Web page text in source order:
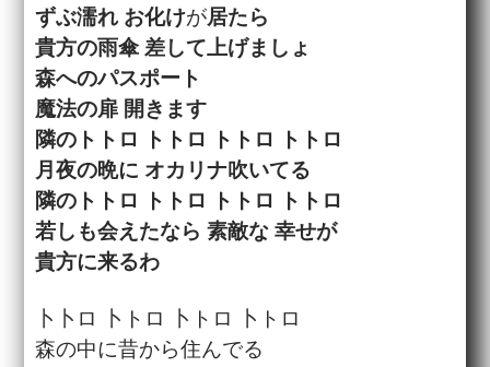
ずぶ濡れ お化けが居たら
貴方の雨傘 差して上げましょ
森へのパスポート
魔法の扉 開きます
隣のトトロ トトロ トトロ トトロ
月夜の晩に オカリナ吹いてる
隣のトトロ トトロ トトロ トトロ
若しも会えたなら素敵な幸せが
貴方に来るわ
卜卜ロ 卜トロ 卜トロ 卜トロ
森の中に昔から住んでる